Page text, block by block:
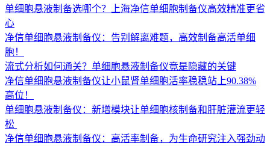
单细胞悬液制备选哪个？上海净信单细胞制备仪高效精准更省
心
净信单细胞悬液制备仪：告别解离难题，高效制备高活单细
胞！
流式分析如何通关？单细胞悬液制备仪竟是隐藏的关键
净信单细胞悬液制备仪让小鼠肾单细胞活率稳稳站上90.38%
高位！
单细胞悬液制备仪：新增模块让单细胞核制备和肝脏灌流更轻
松 ​
净信单细胞悬液制备仪：高活率制备，为生命研究注入强劲动